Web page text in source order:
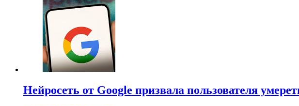
Нейросеть от Google призвала пользователя